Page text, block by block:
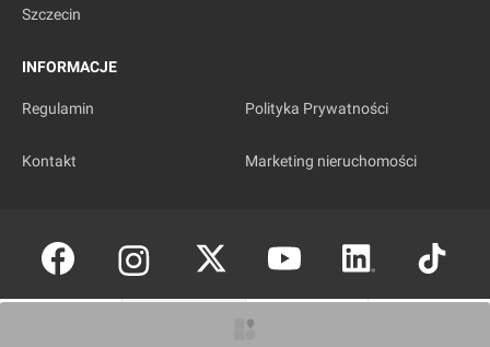
Szczecin
INFORMACJE
Regulamin Polityka Prywatności
Kontakt Marketing nieruchomości